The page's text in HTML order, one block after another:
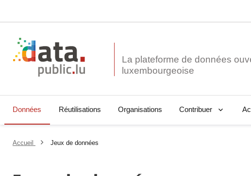
La plateforme de données
Données Réutilisations Organisations Contribuer
Accueil Jeux de données